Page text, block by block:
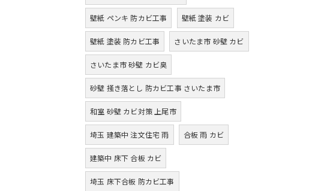
壁紙 ペンキ 防カビ工事 壁紙 塗装 カビ
壁紙 塗装 防カビ工事 さいたま市 砂壁 カビ
さいたま市 砂壁 カビ臭
砂壁 掻き落とし 防カビ工事 さいたま市
和室 砂壁 カビ対策 上尾市
埼玉 建築中 注文住宅 雨 合板 雨 カビ
建築中 床下 合板 カビ
埼玉 床下合板 防カビ工事